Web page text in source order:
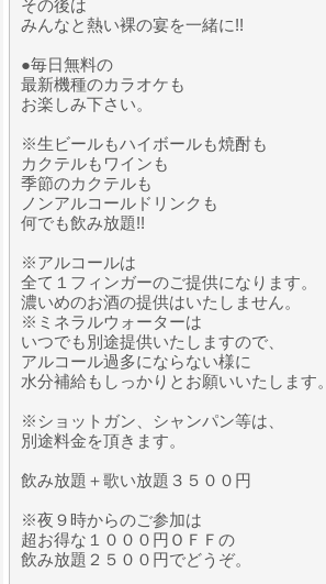
その後は
みんなと熱い裸の宴を一緒に!!
●毎日無料の
最新機種のカラオケも
お楽しみ下さい。
※生ビールもハイボールも焼酎も
カクテルもワインも
季節のカクテルも
ノンアルコールドリンクも
何でも飲み放題!!
※アルコールは
全て１フィンガーのご提供になります。
濃いめのお酒の提供はいたしません。
※ミネラルウォーターは
いつでも別途提供いたしますので、
アルコール過多にならない様に
水分補給もしっかりとお願いいたします。
※ショットガン、シャンパン等は、
別途料金を頂きます。
飲み放題＋歌い放題３５００円
※夜９時からのご参加は
超お得な１０００円ＯＦＦの
飲み放題２５００円でどうぞ。